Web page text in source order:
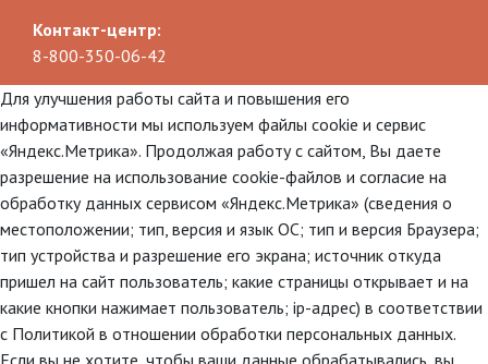
Контакт-центр:
8-800-350-06-42
Для улучшения работы сайта и повышения его
информативности мы используем файлы cookie и сервис
«Яндекс.Метрика». Продолжая работу с сайтом, Вы даете
разрешение на использование cookie-файлов и согласие на
обработку данных сервисом «Яндекс.Метрика» (сведения о
местоположении; тип, версия и язык ОС; тип и версия Браузера;
тип устройства и разрешение его экрана; источник откуда
пришел на сайт пользователь; какие страницы открывает и на
какие кнопки нажимает пользователь; ip-адрес) в соответствии
с Политикой в отношении обработки персональных данных.
Если вы не хотите, чтобы ваши данные обрабатывались, вы